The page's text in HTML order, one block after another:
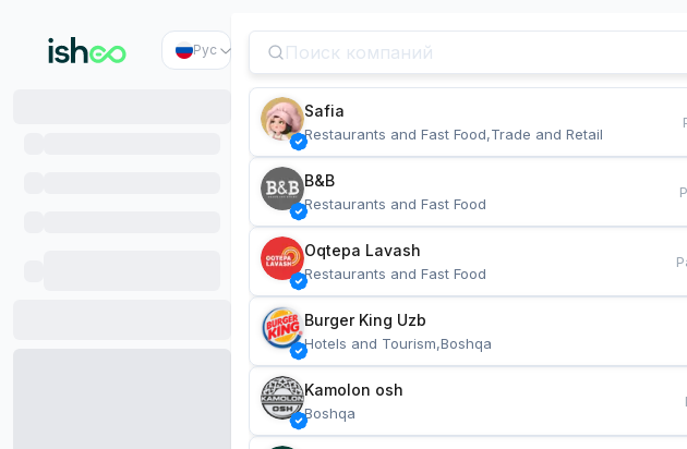
Рус
Safia
Restaurants and Fast Food,Trade and Retail
B&B
Restaurants and Fast Food
Oqtepa Lavash
Restaurants and Fast Food
Burger King Uzb
Hotels and Tourism,Boshqa
Kamolon osh
Boshqa